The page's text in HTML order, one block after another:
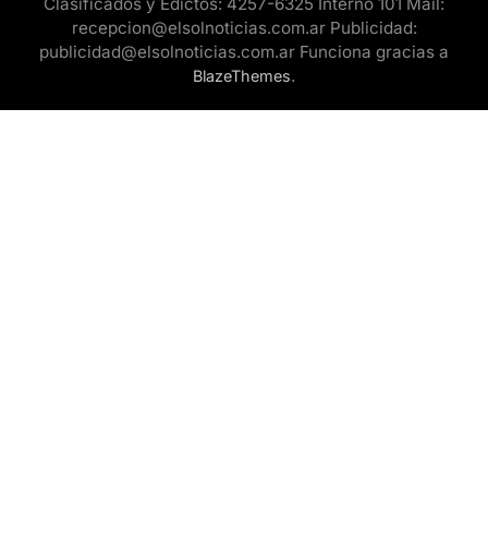
recepcion@elsolnoticias.com.ar Publicidad:
publicidad@elsolnoticias.com.ar Funciona gracias a
BlazeThemes.